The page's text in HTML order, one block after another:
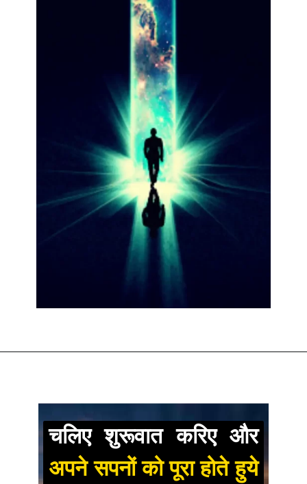
Law of Attraction
चलिए शुरूवात करिए और
अपने सपनों को पूरा होते हुये